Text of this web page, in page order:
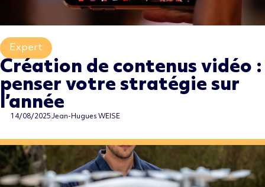
Expert
Création de contenus vidéo :
penser votre stratégie sur
l’année
14/08/2025Jean-Hugues WEISE